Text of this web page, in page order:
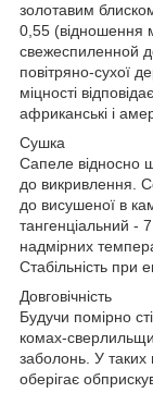
золотавим
0,55 (відношення
свежеспиленной
повітряно-сухої
міцності
африканські і
Сушка
Сапеле відносно
до викривлення.
до висушеної в
тангенціальний -
надмірних
Стабільність при
Довговічність
Будучи помірно
комах-
заболонь. У таких
оберігає